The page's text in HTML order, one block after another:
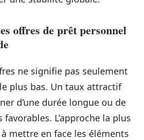
offres de prêt personnel
ne signifie pas seulement
plus bas. Un taux attractif
d’une durée longue ou de
L’approche la plus
mettre en face les éléments